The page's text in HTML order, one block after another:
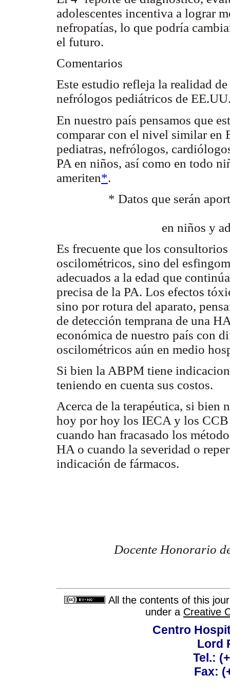
adolescentes incentiva a lograr
nefropatías, lo que podría
el futuro.
Comentarios
Este estudio refleja la realidad
nefrólogos pediátricos de
En nuestro país pensamos que
comparar con el nivel similar en
pediatras, nefrólogos,
PA en niños, así como en todo
ameriten*.
* Datos que serán
en niños y
Es frecuente que los
oscilométricos, sino del
adecuados a la edad que
precisa de la PA. Los efectos
sino por rotura del aparato,
de detección temprana de una
económica de nuestro país con
oscilométricos aún en medio
Si bien la ABPM tiene
teniendo en cuenta sus costos.
Acerca de la terapéutica, si bien
hoy por hoy los IECA y los CCB
cuando han fracasado los
HA o cuando la severidad o
indicación de fármacos.
Docente Honorario
All the contents of this
under a Creative
Centro
Lord
Tel.:
Fax: